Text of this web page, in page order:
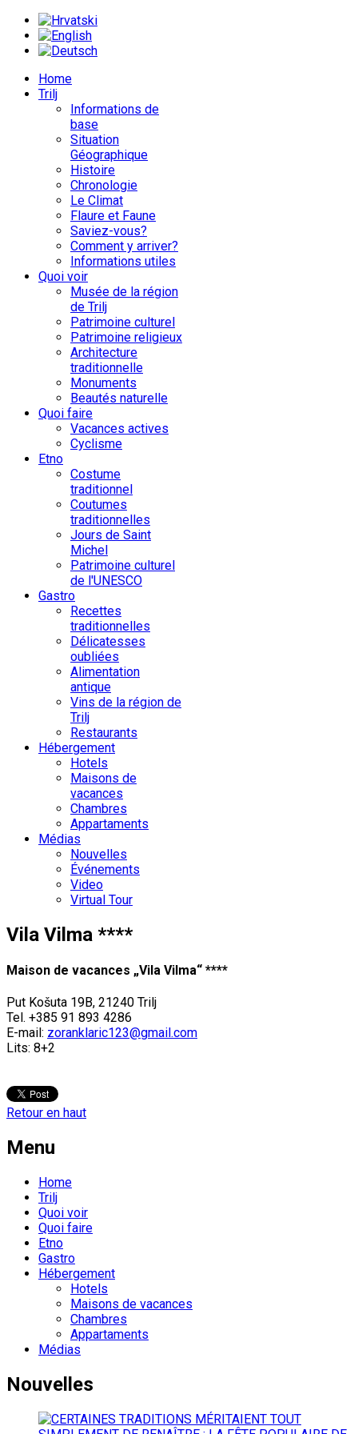
Home
Trilj
Informations de
base
Situation
Géographique
Histoire
Chronologie
Le Climat
Flaure et Faune
Saviez-vous?
Comment y arriver?
Informations utiles
Quoi voir
Musée de la région
de Trilj
Patrimoine culturel
Patrimoine religieux
Architecture
traditionnelle
Monuments
Beautés naturelle
Quoi faire
Vacances actives
Cyclisme
Etno
Costume
traditionnel
Coutumes
traditionnelles
Jours de Saint
Michel
Patrimoine culturel
de l'UNESCO
Gastro
Recettes
traditionnelles
Délicatesses
oubliées
Alimentation
antique
Vins de la région de
Trilj
Restaurants
Hébergement
Hotels
Maisons de
vacances
Chambres
Appartaments
Médias
Nouvelles
Événements
Video
Virtual Tour
Vila Vilma ****
Maison de vacances „Vila Vilma“ ****
Put Košuta 19B, 21240 Trilj
Tel. +385 91 893 4286
E-mail: zoranklaric123@gmail.com
Lits: 8+2
Retour en haut
Menu
Home
Trilj
Quoi voir
Quoi faire
Etno
Gastro
Hébergement
Hotels
Maisons de vacances
Chambres
Appartaments
Médias
Nouvelles